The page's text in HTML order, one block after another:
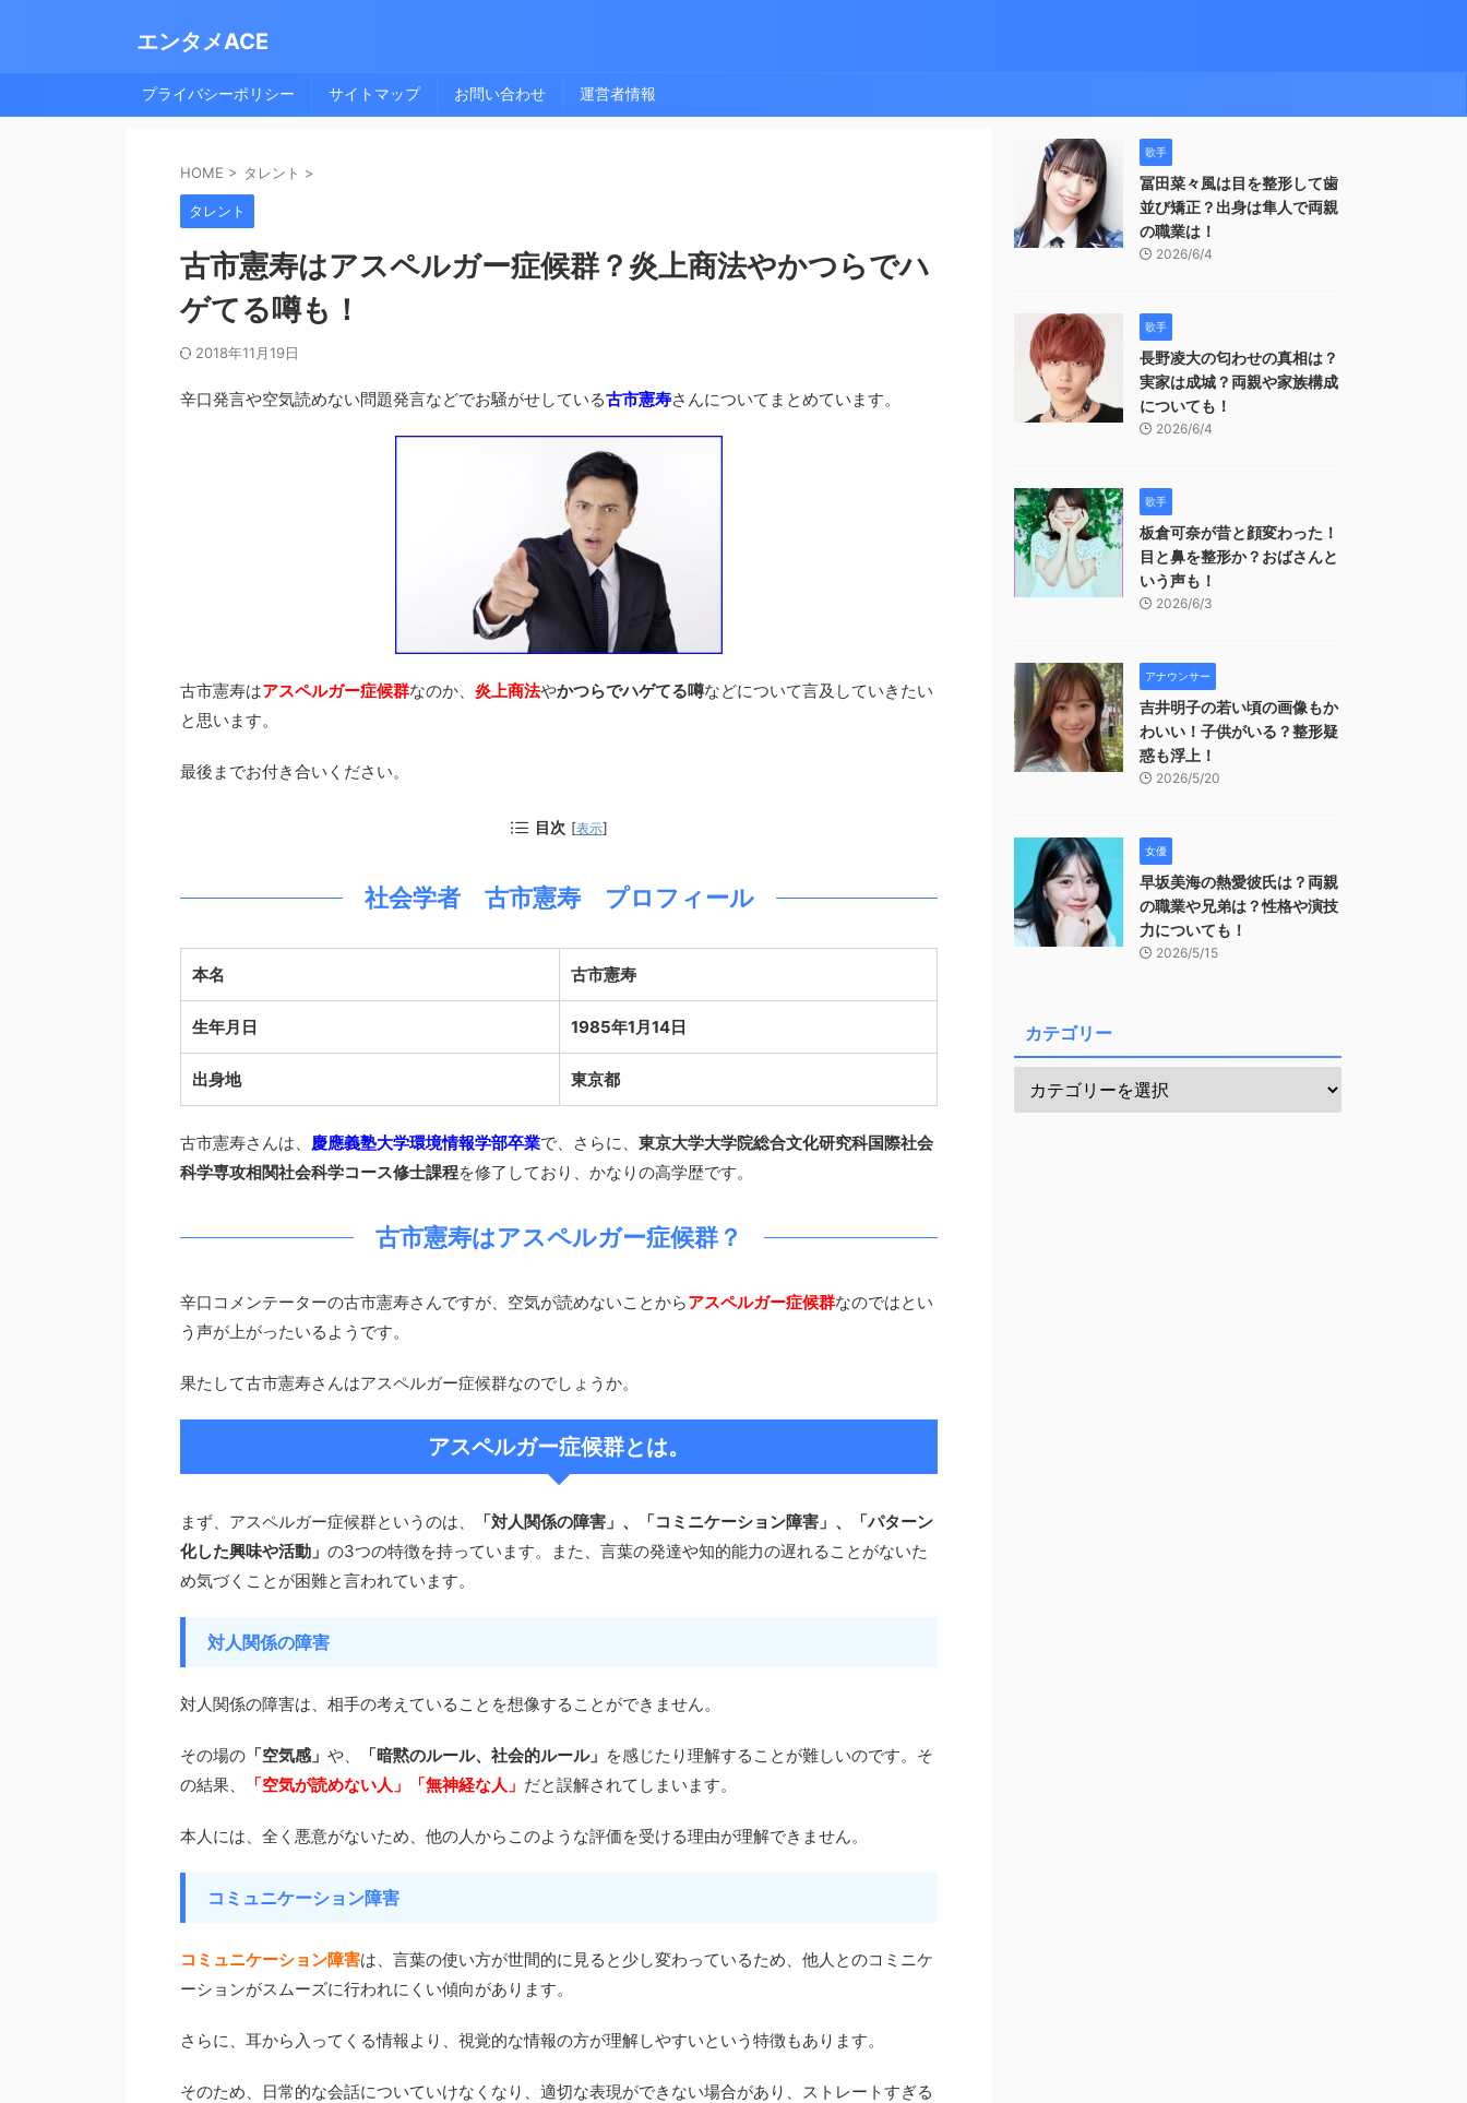
エンタメACE
プライバシーポリシー サイトマップ お問い合わせ 運営者情報
HOME > タレント >
タレント
古市憲寿はアスペルガー症候群？炎上商法やかつらでハ
ゲてる噂も！
2018年11月19日
辛口発言や空気読めない問題発言などでお騒がせしている古市憲寿さんについてまとめています。
古市憲寿はアスペルガー症候群なのか、 炎上商法やかつらでハゲてる噂などについて言及していきたい
と思います。
最後までお付き合いください。
目次 [表示]
社会学者 古市憲寿 プロフィール
本名 古市憲寿
生年月日 1985年1月14日
出身地 東京都
古市憲寿さんは、 慶應義塾大学環境情報学部卒業で、さらに、 東京大学大学院総合文化研究科国際社会
科学専攻相関社会科学コース修士課程を修了しており、かなりの高学歴です。
古市憲寿はアスペルガー症候群？
辛口コメンテーターの古市憲寿さんですが、空気が読めないことからアスペルガー症候群なのではとい
う声が上がったいるようです。
果たして古市憲寿さんはアスペルガー症候群なのでしょうか。
アスペルガー症候群とは。
まず、アスペルガー症候群というのは、
「対人関係の障害」、「コミニケーション障害」、「パターン
化した興味や活動」 の3つの特徴を持っています。また、言葉の発達や知的能力の遅れることがないた
め気づくことが困難と言われています。
対人関係の障害
対人関係の障害は、相手の考えていることを想像することができません。
その場の 「空気感」 や、 「暗黙のルール、社会的ルール」 を感じたり理解することが難しいのです。そ
の結果、
「空気が読めない人」「無神経な人」 だと誤解されてしまいます。
本人には、全く悪意がないため、他の人からこのような評価を受ける理由が理解できません。
コミュニケーション障害
コミュニケーション障害は、言葉の使い方が世間的に見ると少し変わっているため、他人とのコミニケ
ーションがスムーズに行われにくい傾向があります。
さらに、耳から入ってくる情報より、視覚的な情報の方が理解しやすいという特徴もあります。
そのため、日常的な会話についていけなくなり、適切な表現ができない場合があり、ストレートすぎる
歌手
冨田菜々風は目を整形して歯
並び矯正？出身は隼人で両親
の職業は！
2026/6/4
歌手
長野凌大の匂わせの真相は？
実家は成城？両親や家族構成
についても！
2026/6/4
歌手
板倉可奈が昔と顔変わった！
目と鼻を整形か？おばさんと
いう声も！
2026/6/3
アナウンサー
吉井明子の若い頃の画像もか
わいい！子供がいる？整形疑
惑も浮上！
2026/5/20
女優
早坂美海の熱愛彼氏は？両親
の職業や兄弟は？性格や演技
力についても！
2026/5/15
カテゴリー